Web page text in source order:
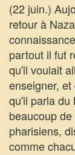
(22 juin.)
retour à
partout il fut
qu'il voulait
enseigner,
qu'il parla du
beaucoup
pharisiens,
comme